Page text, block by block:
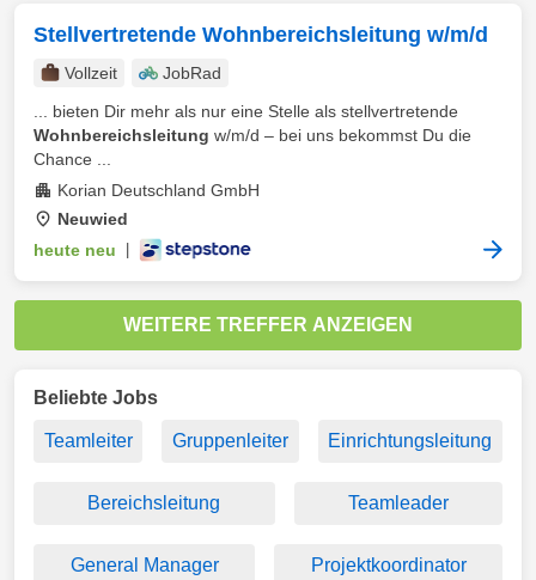
Stellvertretende Wohnbereichsleitung w/m/d
Vollzeit
JobRad
... bieten Dir mehr als nur eine Stelle als stellvertretende
Wohnbereichsleitung w/m/d – bei uns bekommst Du die
Chance ...
Korian Deutschland GmbH
Neuwied
heute neu
WEITERE TREFFER ANZEIGEN
Beliebte Jobs
Teamleiter Gruppenleiter Einrichtungsleitung
Bereichsleitung Teamleader
General Manager Projektkoordinator